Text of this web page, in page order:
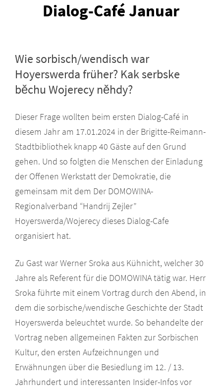
Dialog-Café Januar
Wie sorbisch/wendisch war
Hoyerswerda früher? Kak serbske
běchu Wojerecy něhdy?
Dieser Frage wollten beim ersten Dialog-Café in
diesem Jahr am 17.01.2024 in der Brigitte-Reimann-
Stadtbibliothek knapp 40 Gäste auf den Grund
gehen. Und so folgten die Menschen der Einladung
der Offenen Werkstatt der Demokratie, die
gemeinsam mit dem Der DOMOWINA-
Regionalverband “Handrij Zejler”
Hoyerswerda/Wojerecy dieses Dialog-Cafe
organisiert hat.
Zu Gast war Werner Sroka aus Kühnicht, welcher 30
Jahre als Referent für die DOMOWINA tätig war. Herr
Sroka führte mit einem Vortrag durch den Abend, in
dem die sorbische/wendische Geschichte der Stadt
Hoyerswerda beleuchtet wurde. So behandelte der
Vortrag neben allgemeinen Fakten zur Sorbischen
Kultur, den ersten Aufzeichnungen und
Erwähnungen über die Besiedlung im 12. / 13.
Jahrhundert und interessanten Insider-Infos vor